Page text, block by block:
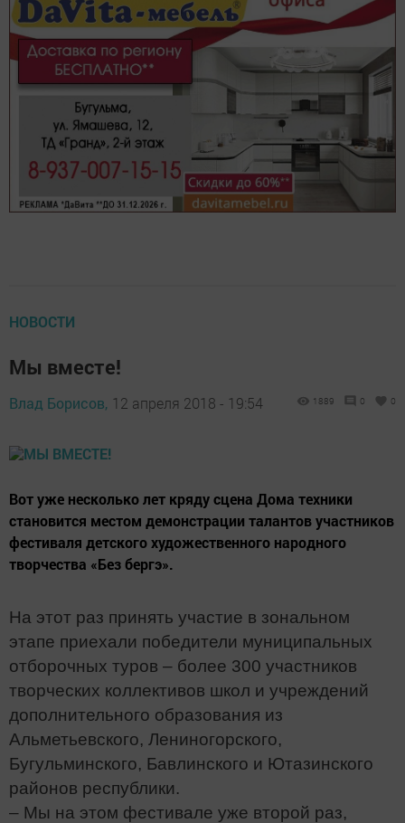
НОВОСТИ
Мы вместе!
Влад Борисов, 12 апреля 2018 - 19:54 1889 0 0
Вот уже несколько лет кряду сцена Дома техники
становится местом демонстрации талантов участников
фестиваля детского художественного народного
творчества «Без бергэ».
На этот раз принять участие в зональном
этапе приехали победители муниципальных
отборочных туров – более 300 участников
творческих коллективов школ и учреждений
дополнительного образования из
Альметьевского, Лениногорского,
Бугульминского, Бавлинского и Ютазинского
районов республики.
– Мы на этом фестивале уже второй раз,